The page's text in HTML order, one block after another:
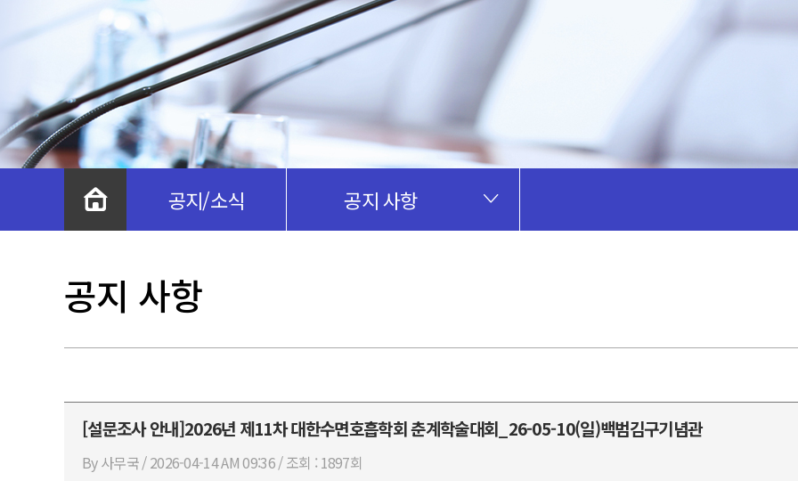
공지/소식 공지 사항
공지 사항
[설문조사 안내]2026년 제11차 대한수면호흡학회 춘계학술대회_26-05-10(일)백범김구기념관
By 사무국 / 2026-04-14 AM 09:36 / 조회 : 1897회